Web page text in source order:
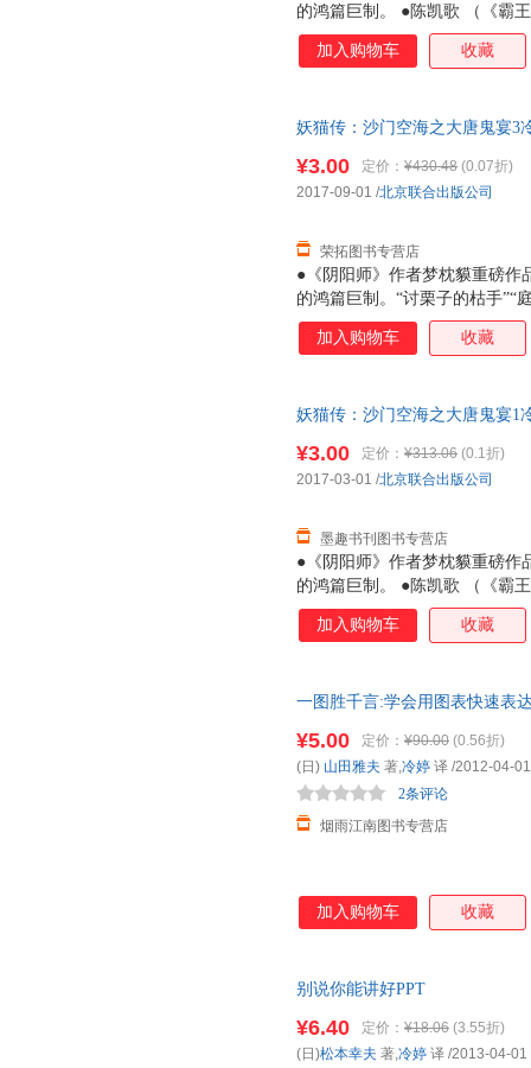
的鸿篇巨制。 ●陈凯歌 （《霸
联合众多中日明星共同打造的
城波谲云诡，鬼宴开场。 金吾
姿。 自日本东渡大唐的高僧空
人的内心。
加入购物车 收藏
妖猫传：沙门空海之大唐鬼宴3
●《阴阳师》作者梦枕貘重磅作
的鸿篇巨制。“讨栗子的枯手”“
怪陆离诡谲怪异的世界，编织
姬》导演），王蕙玲（李安御
近疯癫。 年轻姣好的刘云樵妻
的高僧空海与寻求《长恨歌》
妃死亡的谜团。 ●一切妖怪的
¥3.00 定价： ¥430.48 (0.07折)
荣拓图书专营店
2017-09-01 /北京联合出版公司
加入购物车 收藏
妖猫传：沙门空海之大唐鬼宴1
●《阴阳师》作者梦枕貘重磅作
的鸿篇巨制。 ●陈凯歌 （《霸
联合众多中日明星共同打造的
城波谲云诡，鬼宴开场。 金吾
姿。 自日本东渡大唐的高僧空
人的内心。
¥3.00 定价： ¥313.06 (0.1折)
墨趣书刊图书专营店
2017-03-01 /北京联合出版公司
加入购物车 收藏
一图胜千言:学会用图表快速表
¥5.00 定价： ¥90.00 (0.56折)
烟雨江南图书专营店
2条评论
(日) 山田雅夫 著,冷婷 译 /2012-04-01
加入购物车 收藏
别说你能讲好PPT
¥6.40 定价： ¥18.06 (3.55折)
(日)松本幸夫 著,冷婷 译 /2013-04-01